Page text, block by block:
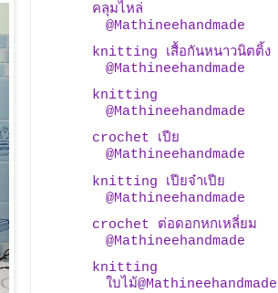
คลุมไหล่
@Mathineehandmade
knitting เสื้อกันหนาวนิตติ้ง
@Mathineehandmade
knitting
@Mathineehandmade
crochet เปีย
@Mathineehandmade
knitting เปียจ๋าเปีย
@Mathineehandmade
crochet ต่อดอกหกเหลี่ยม
@Mathineehandmade
knitting
ใบไม้@Mathineehandmade